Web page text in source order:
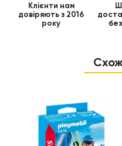
Клієнти нам
довіряють з 2016
року